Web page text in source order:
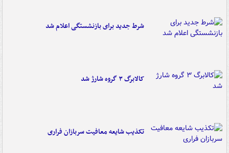
شرط جدید برای بازنشستگی اعلام شد
کالابرگ ۳ گروه شارژ شد
تکذیب شایعه معافیت سربازان فراری